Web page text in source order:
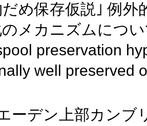
め保存仮説｣ 例
メカニズムにつ
preservation
well preserved
ーデン上部カンブ